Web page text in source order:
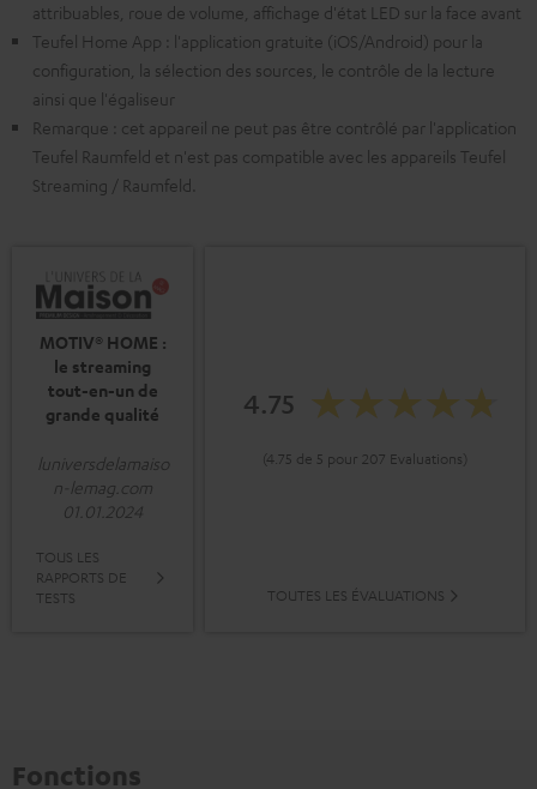
attribuables, roue de volume, affichage d'état LED sur la face avant
Teufel Home App : l'application gratuite (iOS/Android) pour la
configuration, la sélection des sources, le contrôle de la lecture
ainsi que l'égaliseur
Remarque : cet appareil ne peut pas être contrôlé par l'application
Teufel Raumfeld et n'est pas compatible avec les appareils Teufel
Streaming / Raumfeld.
MOTIV® HOME :
le streaming
tout-en-un de
grande qualité
luniversdelamaiso
n-lemag.com
01.01.2024
TOUS LES
RAPPORTS DE
TESTS
4.75
(4.75 de 5 pour 207 Evaluations)
TOUTES LES ÉVALUATIONS
Fonctions